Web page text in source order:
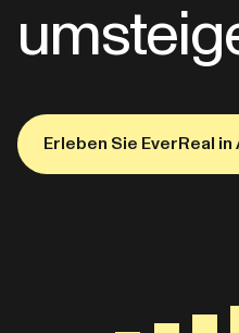
Erleben Sie EverReal in